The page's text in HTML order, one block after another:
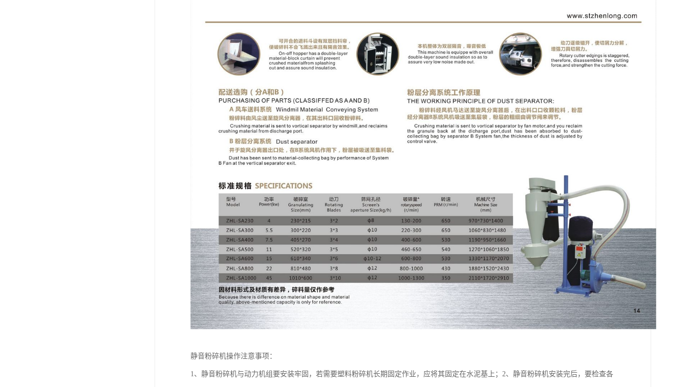
静音粉碎机操作注意事项：
1、静音粉碎机与动力机组要安装牢固，若需要塑料粉碎机长期固定作业，应将其固定在水泥基上；2、静音粉碎机安装完后，要检查各